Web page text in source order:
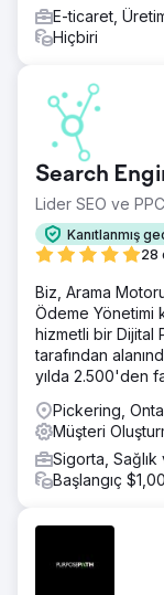
E-ticaret,
Hiçbiri
Search
Lider SEO ve
Kanıtlanmış
28
Biz, Arama
Ödeme Yönetimi
hizmetli bir Dijital
tarafından
yılda 2.500'den
Pickering,
Müşteri
Sigorta,
Başlangıç